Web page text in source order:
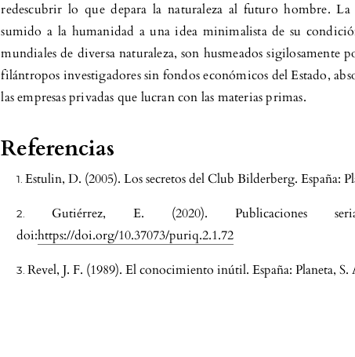
redescubrir lo que depara la naturaleza al futuro hombre. La
sumido a la humanidad a una idea minimalista de su
mundiales de diversa naturaleza, son husmeados sigilosamente
filántropos investigadores sin fondos económicos del Estado,
las empresas privadas que lucran con las materias primas.
Referencias
Estulin, D. (2005). Los secretos del Club Bilderberg. España:
Gutiérrez, E. (2020). Publicaciones
doi:https://doi.org/10.37073/puriq.2.1.72
Revel, J. F. (1989). El conocimiento inútil. España: Planeta, S.